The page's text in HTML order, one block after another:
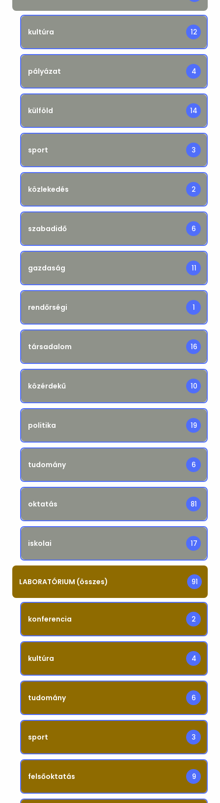
kultúra 12
pályázat 4
külföld 14
sport 3
közlekedés 2
szabadidő 6
gazdaság 11
rendőrségi 1
társadalom 16
közérdekű 10
politika 19
tudomány 6
oktatás 81
iskolai 17
LABORATÓRIUM (összes) 91
konferencia 2
kultúra 4
tudomány 6
sport 3
felsőoktatás 9